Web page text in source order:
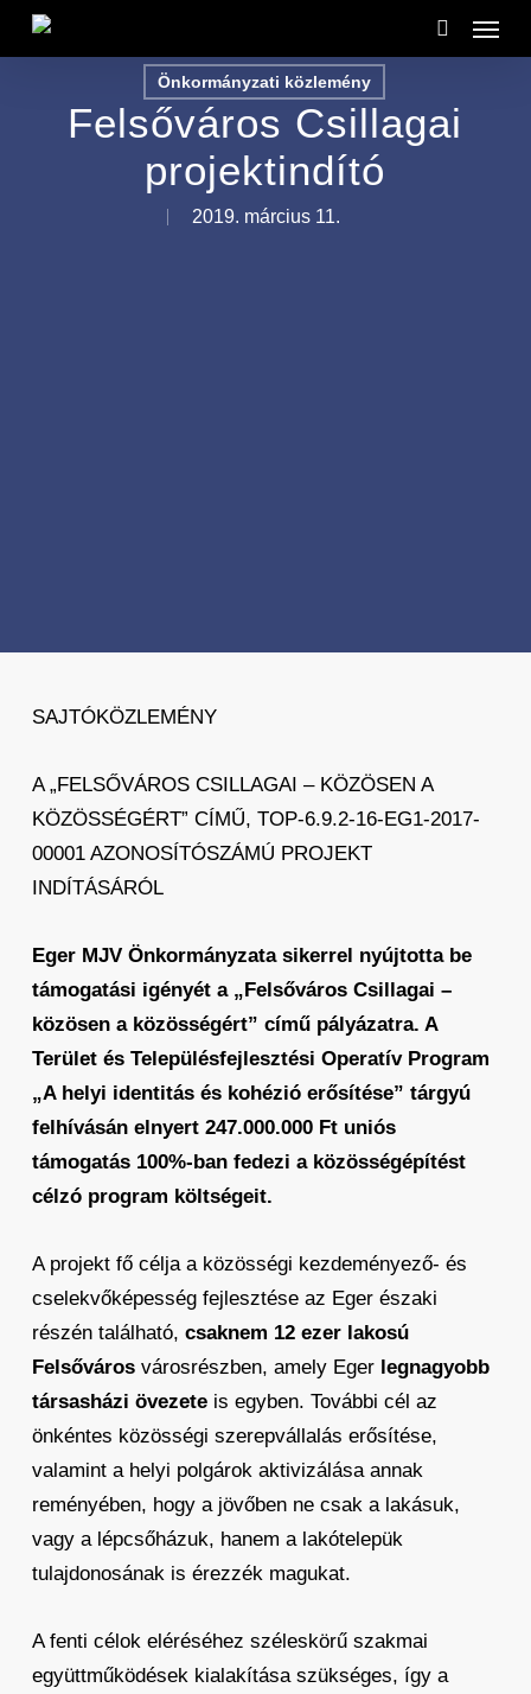
Skip
search
Menu
Önkormányzati közlemény
Felsőváros Csillagai
projektindító
2019. március 11.
SAJTÓKÖZLEMÉNY
A „FELSŐVÁROS CSILLAGAI – KÖZÖSEN A
KÖZÖSSÉGÉRT” CÍMŰ, TOP-6.9.2-16-EG1-2017-
00001 AZONOSÍTÓSZÁMÚ PROJEKT
INDÍTÁSÁRÓL
Eger MJV Önkormányzata sikerrel nyújtotta be
támogatási igényét a „Felsőváros Csillagai –
közösen a közösségért” című pályázatra. A
Terület és Településfejlesztési Operatív Program
„A helyi identitás és kohézió erősítése” tárgyú
felhívásán elnyert 247.000.000 Ft uniós
támogatás 100%-ban fedezi a közösségépítést
célzó program költségeit.
A projekt fő célja a közösségi kezdeményező- és
cselekvőképesség fejlesztése az Eger északi
részén található, csaknem 12 ezer lakosú
Felsővárosvárosrészben, amely Eger legnagyobb
társasházi övezeteis egyben. További cél az
önkéntes közösségi szerepvállalás erősítése,
valamint a helyi polgárok aktivizálása annak
reményében, hogy a jövőben ne csak a lakásuk,
vagy a lépcsőházuk, hanem a lakótelepük
tulajdonosának is érezzék magukat.
A fenti célok eléréséhez széleskörű szakmai
együttműködések kialakítása szükséges, így a